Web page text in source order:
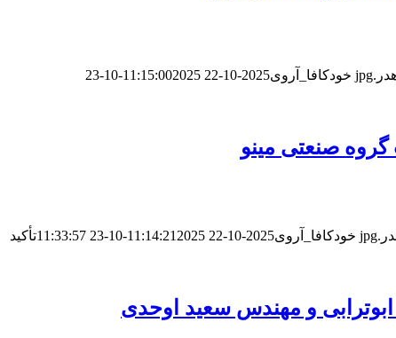
خودکافا_آر‌وی2025-10-22 11:15:00
2025-10-23
گروه صنعتی مینو
خودکافا_آر‌وی2025-10-22 11:14:21
2025-10-23 11:33:57
تأکید
و مهندس سعید اوحدی